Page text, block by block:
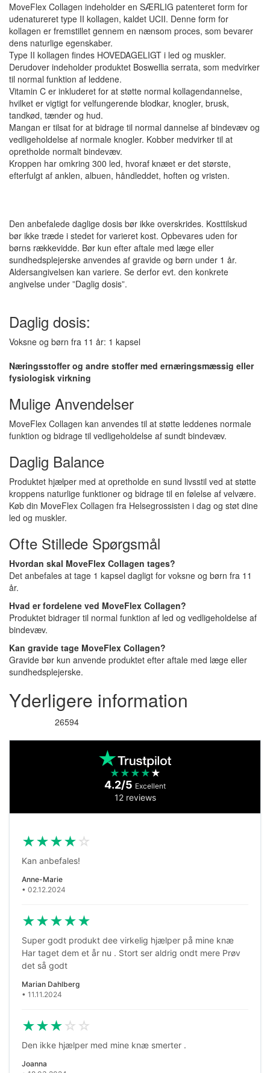
MoveFlex Collagen indeholder en SÆRLIG patenteret form for
udenatureret type II kollagen, kaldet UCII. Denne form for
kollagen er fremstillet gennem en nænsom proces, som bevarer
dens naturlige egenskaber.
Type II kollagen findes HOVEDAGELIGT i led og muskler.
Derudover indeholder produktet Boswellia serrata, som medvirker
til normal funktion af leddene.
Vitamin C er inkluderet for at støtte normal kollagendannelse,
hvilket er vigtigt for velfungerende blodkar, knogler, brusk,
tandkød, tænder og hud.
Mangan er tilsat for at bidrage til normal dannelse af bindevæv og
vedligeholdelse af normale knogler. Kobber medvirker til at
opretholde normalt bindevæv.
Kroppen har omkring 300 led, hvoraf knæet er det største,
efterfulgt af anklen, albuen, håndleddet, hoften og vristen.
Den anbefalede daglige dosis bør ikke overskrides. Kosttilskud
bør ikke træde i stedet for varieret kost. Opbevares uden for
børns rækkevidde. Bør kun efter aftale med læge eller
sundhedsplejerske anvendes af gravide og børn under 1 år.
Aldersangivelsen kan variere. Se derfor evt. den konkrete
angivelse under ”Daglig dosis”.
Daglig dosis:
Voksne og børn fra 11 år: 1 kapsel
Næringsstoffer og andre stoffer med ernæringsmæssig eller
fysiologisk virkning
Mulige Anvendelser
MoveFlex Collagen kan anvendes til at støtte leddenes normale
funktion og bidrage til vedligeholdelse af sundt bindevæv.
Daglig Balance
Produktet hjælper med at opretholde en sund livsstil ved at støtte
kroppens naturlige funktioner og bidrage til en følelse af velvære.
Køb din MoveFlex Collagen fra Helsegrossisten i dag og støt dine
led og muskler.
Ofte Stillede Spørgsmål
Hvordan skal MoveFlex Collagen tages?
Det anbefales at tage 1 kapsel dagligt for voksne og børn fra 11
år.
Hvad er fordelene ved MoveFlex Collagen?
Produktet bidrager til normal funktion af led og vedligeholdelse af
bindevæv.
Kan gravide tage MoveFlex Collagen?
Gravide bør kun anvende produktet efter aftale med læge eller
sundhedsplejerske.
Yderligere information
26594
★ ★ ★ ★ ★
4.2/5 Excellent
12 reviews
★★★★☆
Kan anbefales!
Anne-Marie
• 02.12.2024
★★★★★
Super godt produkt dee virkelig hjælper på mine knæ
Har taget dem et år nu . Stort ser aldrig ondt mere Prøv
det så godt
Marian Dahlberg
• 11.11.2024
★★★☆ ☆
Den ikke hjælper med mine knæ smerter .
Joanna